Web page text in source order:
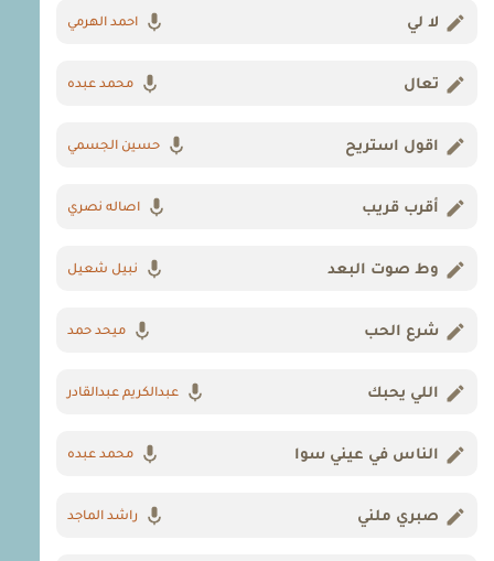
لا لي احمد الهرمي
تعال محمد عبده
اقول استريح حسين الجسمي
أقرب قريب اصاله نصري
وط صوت البعد نبيل شعيل
شرع الحب ميحد حمد
اللي يحبك عبدالكريم عبدالقادر
الناس في عيني سوا محمد عبده
صبري ملني راشد الماجد